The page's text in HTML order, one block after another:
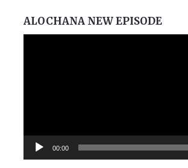
ALOCHANA NEW EPISODE
00:00